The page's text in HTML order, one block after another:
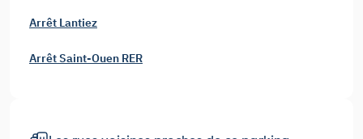
Arrêt Lantiez
Arrêt Saint-Ouen RER